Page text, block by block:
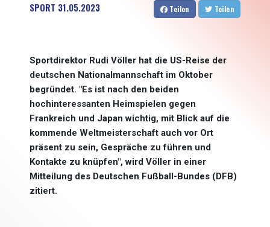
SPORT 31.05.2023 Teilen Teilen
Sportdirektor Rudi Völler hat die US-Reise der
deutschen Nationalmannschaft im Oktober
begründet. "Es ist nach den beiden
hochinteressanten Heimspielen gegen
Frankreich und Japan wichtig, mit Blick auf die
kommende Weltmeisterschaft auch vor Ort
präsent zu sein, Gespräche zu führen und
Kontakte zu knüpfen", wird Völler in einer
Mitteilung des Deutschen Fußball-Bundes (DFB)
zitiert.